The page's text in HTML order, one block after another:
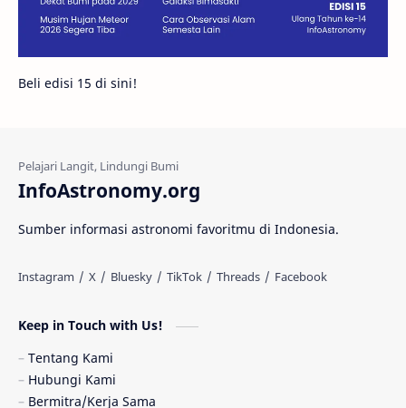
Fakta Galaksi Spiral
Gerhana Matahari
Quasar
Beli edisi 15 di sini!
InfoAstronomy.org
Sumber informasi astronomi favoritmu di Indonesia.
Keep in Touch with Us!
Tentang Kami
Hubungi Kami
Bermitra/Kerja Sama